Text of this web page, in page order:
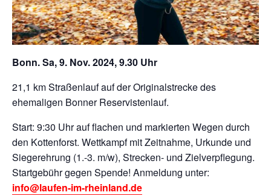
Bonn. Sa, 9. Nov. 2024, 9.30 Uhr
21,1 km Straßenlauf auf der Originalstrecke des
ehemaligen Bonner Reservistenlauf.
Start: 9:30 Uhr auf flachen und markierten Wegen durch
den Kottenforst. Wettkampf mit Zeitnahme, Urkunde und
Siegerehrung (1.-3. m/w), Strecken- und Zielverpflegung.
Startgebühr gegen Spende! Anmeldung unter:
info@laufen-im-rheinland.de